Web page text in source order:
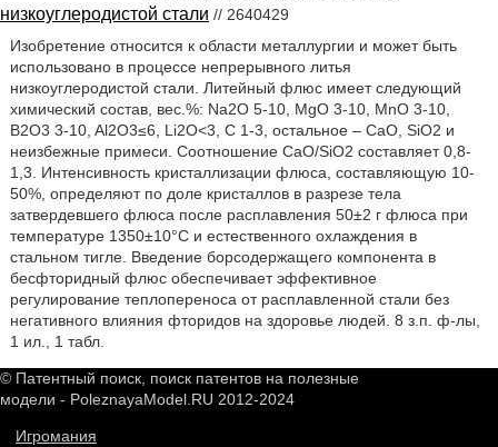
низкоуглеродистой стали // 2640429
Изобретение относится к области металлургии и может быть
использовано в процессе непрерывного литья
низкоуглеродистой стали. Литейный флюс имеет следующий
химический состав, вес.%: Na2O 5-10, MgO 3-10, MnO 3-10,
B2O3 3-10, Al2O3≤6, Li2O<3, С 1-3, остальное – СаО, SiO2 и
неизбежные примеси. Соотношение CaO/SiO2 составляет 0,8-
1,3. Интенсивность кристаллизации флюса, составляющую 10-
50%, определяют по доле кристаллов в разрезе тела
затвердевшего флюса после расплавления 50±2 г флюса при
температуре 1350±10°С и естественного охлаждения в
стальном тигле. Введение борсодержащего компонента в
бесфторидный флюс обеспечивает эффективное
регулирование теплопереноса от расплавленной стали без
негативного влияния фторидов на здоровье людей. 8 з.п. ф-лы,
1 ил., 1 табл.
© Патентный поиск, поиск патентов на полезные
модели - PoleznayaModel.RU 2012-2024
Игромания